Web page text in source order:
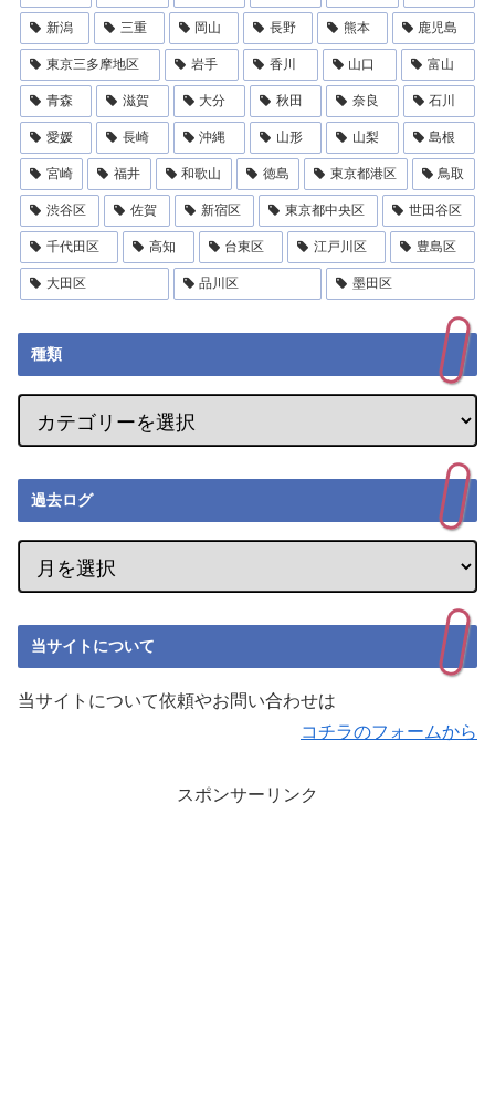
新潟 三重 岡山 長野 熊本 鹿児島
東京三多摩地区 岩手 香川 山口 富山
青森 滋賀 大分 秋田 奈良 石川
愛媛 長崎 沖縄 山形 山梨 島根
宮崎 福井 和歌山 徳島 東京都港区 鳥取
渋谷区 佐賀 新宿区 東京都中央区 世田谷区
千代田区 高知 台東区 江戸川区 豊島区
大田区 品川区 墨田区
種類
過去ログ
当サイトについて
当サイトについて依頼やお問い合わせは
コチラのフォームから
スポンサーリンク